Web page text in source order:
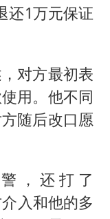
还1万元保证
对方最初表
用。他不同
随后改口愿
，还打了
入和他的多